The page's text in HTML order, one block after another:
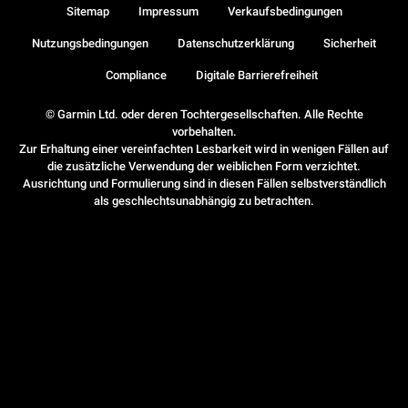
© Garmin Ltd. oder deren Tochtergesellschaften. Alle Rechte
vorbehalten.
Zur Erhaltung einer vereinfachten Lesbarkeit wird in wenigen Fällen auf
die zusätzliche Verwendung der weiblichen Form verzichtet.
Ausrichtung und Formulierung sind in diesen Fällen selbstverständlich
als geschlechtsunabhängig zu betrachten.
Sitemap Impressum Verkaufsbedingungen
Nutzungsbedingungen Datenschutzerklärung Sicherheit
Compliance Digitale Barrierefreiheit